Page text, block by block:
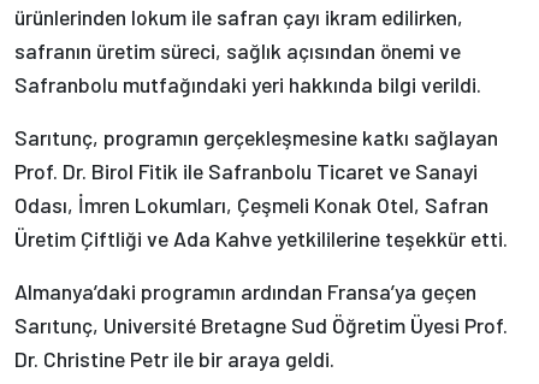
ürünlerinden lokum ile safran çayı ikram edilirken,
safranın üretim süreci, sağlık açısından önemi ve
Safranbolu mutfağındaki yeri hakkında bilgi verildi.
Sarıtunç, programın gerçekleşmesine katkı sağlayan
Prof. Dr. Birol Fitik ile Safranbolu Ticaret ve Sanayi
Odası, İmren Lokumları, Çeşmeli Konak Otel, Safran
Üretim Çiftliği ve Ada Kahve yetkililerine teşekkür etti.
Almanya’daki programın ardından Fransa’ya geçen
Sarıtunç, Université Bretagne Sud Öğretim Üyesi Prof.
Dr. Christine Petr ile bir araya geldi.